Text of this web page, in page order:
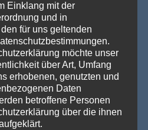
riesig, die Decken extrem hoch
verschwindet und die Marken
Lösung für technische Konstruktionen
Einklang mit der
und in
für uns geltenden
möchte unser
über Art, Umfang
erhobenen, genutzten und
Daten
betroffene Personen
über die ihnen